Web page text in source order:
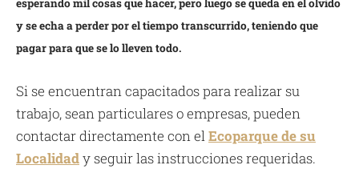
y se echa a perder por el tiempo transcurrido, teniendo que
pagar para que se lo lleven todo.
Si se encuentran capacitados para realizar su
trabajo, sean particulares o empresas, pueden
contactar directamente con elEcoparque de su
Localidady seguir las instrucciones requeridas.